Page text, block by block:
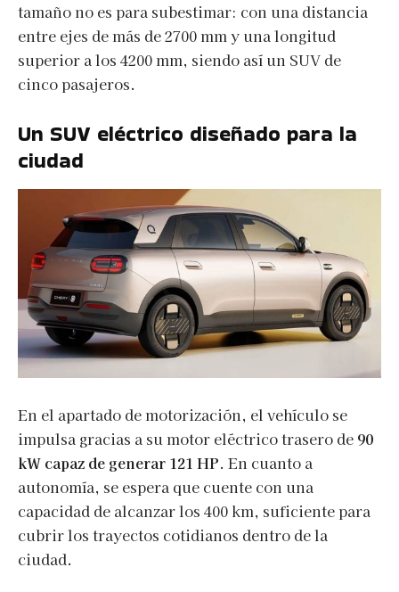
tamaño no es para subestimar: con una distancia
entre ejes de más de 2700 mm y una longitud
superior a los 4200 mm, siendo así un SUV de
cinco pasajeros.
Un SUV eléctrico diseñado para la
ciudad
En el apartado de motorización, el vehículo se
impulsa gracias a su motor eléctrico trasero de 90
kW capaz de generar 121 HP. En cuanto a
autonomía, se espera que cuente con una
capacidad de alcanzar los 400 km, suficiente para
cubrir los trayectos cotidianos dentro de la
ciudad.